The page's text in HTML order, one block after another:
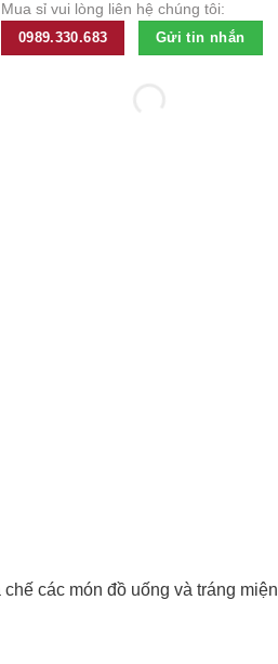
Mua sỉ vui lòng liên hệ chúng tôi:
0989.330.683 Gửi tin nhắn
các món đồ uống và tráng